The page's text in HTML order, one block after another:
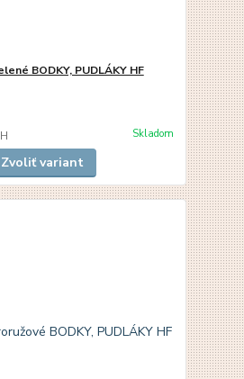
BODKY, PUDLÁKY HF
Skladom
Zvoliť variant